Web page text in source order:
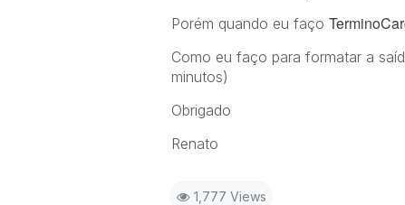
Porém quando eu faço
Como eu faço para formatar a
minutos)
Obrigado
Renato
1,777 Views